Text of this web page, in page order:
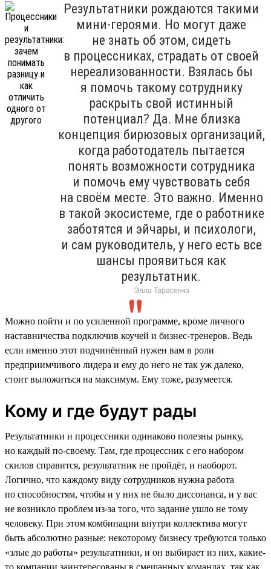
Результатники рождаются такими
мини-героями. Но могут даже
не знать об этом, сидеть
в процессниках, страдать от своей
нереализованности. Взялась бы
я помочь такому сотруднику
раскрыть свой истинный
потенциал? Да. Мне близка
концепция бирюзовых организаций,
когда работодатель пытается
понять возможности сотрудника
и помочь ему чувствовать себя
на своём месте. Это важно. Именно
в такой экосистеме, где о работнике
заботятся и эйчары, и психологи,
и сам руководитель, у него есть все
шансы проявиться как
результатник.
Элла Тарасенко
Можно пойти и по усиленной программе, кроме личного
наставничества подключив коучей и бизнес-тренеров. Ведь
если именно этот подчинённый нужен вам в роли
предприимчивого лидера и ему до него не так уж далеко,
стоит выложиться на максимум. Ему тоже, разумеется.
Кому и где будут рады
Результатники и процессники одинаково полезны рынку,
но каждый по-своему. Там, где процессник с его набором
скилов справится, результатник не пройдёт, и наоборот.
Логично, что каждому виду сотрудников нужна работа
по способностям, чтобы и у них не было диссонанса, и у вас
не возникло проблем из-за того, что задание ушло не тому
человеку. При этом комбинации внутри коллектива могут
быть абсолютно разные: некоторому бизнесу требуются только
«злые до работы» результатники, и он выбирает из них, какие-
то компании заинтересованы в смешанных командах, так как